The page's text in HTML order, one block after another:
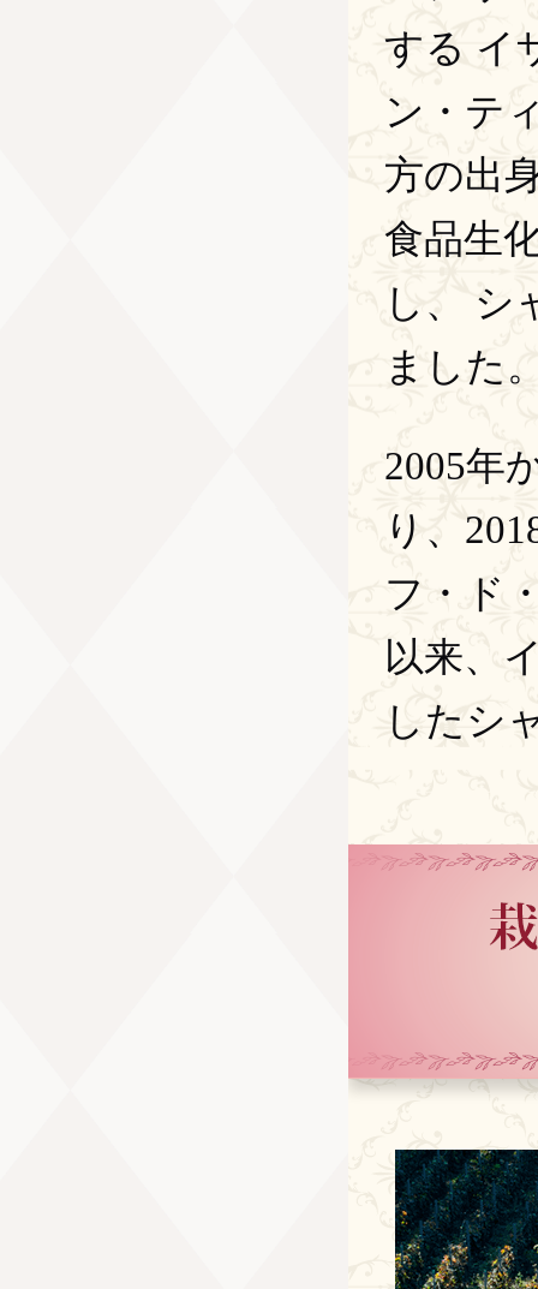
する イ
ン・テ
方の出
食品生
し、 シ
ました
2005年
り、
フ・ド
以来、
したシ